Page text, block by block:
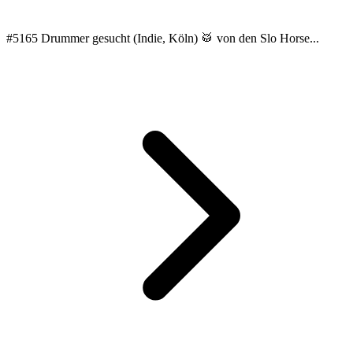
#5165 Drummer gesucht (Indie, Köln) 🥁 von den Slo Horse...